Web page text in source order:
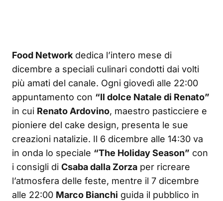
Food Network dedica l’intero mese di
dicembre a speciali culinari condotti dai volti
più amati del canale. Ogni giovedì alle 22:00
appuntamento con “Il dolce Natale di Renato”
in cui Renato Ardovino, maestro pasticciere e
pioniere del cake design, presenta le sue
creazioni natalizie. Il 6 dicembre alle 14:30 va
in onda lo speciale “The Holiday Season” con
i consigli di Csaba dalla Zorza per ricreare
l’atmosfera delle feste, mentre il 7 dicembre
alle 22:00 Marco Bianchi guida il pubblico in